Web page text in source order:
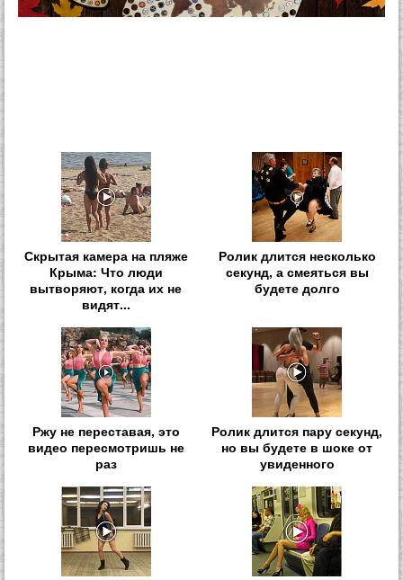
Скрытая камера на пляже
Крыма: Что люди
вытворяют, когда их не
видят...
Ролик длится несколько
секунд, а смеяться вы
будете долго
Ржу не переставая, это
видео пересмотришь не
раз
Ролик длится пару секунд,
но вы будете в шоке от
увиденного